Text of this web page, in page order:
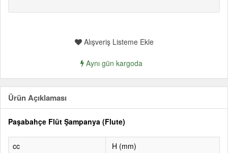
Alışveriş Listeme Ekle
Aynı gün kargoda
Ürün Açıklaması
Paşabahçe Flüt Şampanya (Flute)
cc
H (mm)